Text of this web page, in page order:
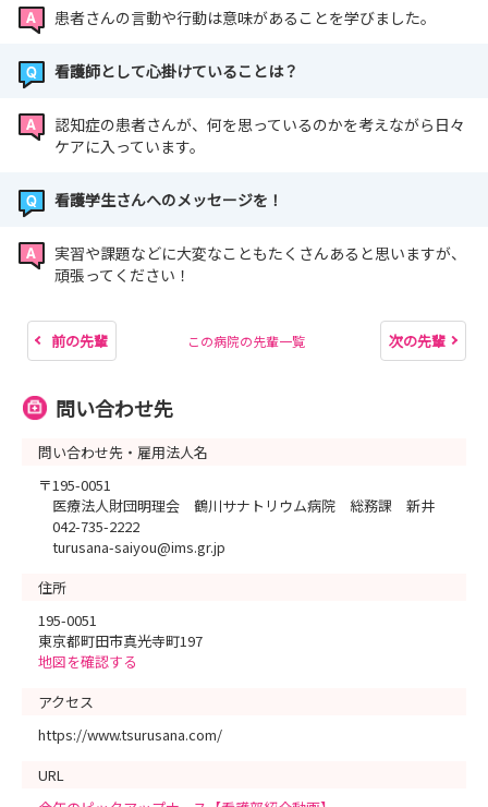
患者さんの言動や行動は意味があることを学びました。
看護師として心掛けていることは？
認知症の患者さんが、何を思っているのかを考えながら日々
ケアに入っています。
看護学生さんへのメッセージを！
実習や課題などに大変なこともたくさんあると思いますが、
頑張ってください！
前の先輩 この病院の先輩一覧 次の先輩
問い合わせ先
問い合わせ先・雇用法人名
〒195-0051
医療法人財団明理会 鶴川サナトリウム病院 総務課 新井
042-735-2222
turusana-saiyou@ims.gr.jp
住所
195-0051
東京都町田市真光寺町197
地図を確認する
アクセス
https://www.tsurusana.com/
URL